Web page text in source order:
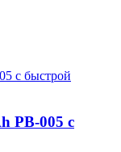
PB-005 с